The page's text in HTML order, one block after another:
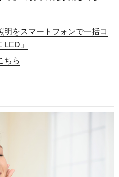
明をスマートフォンで一括コ
」
ちら